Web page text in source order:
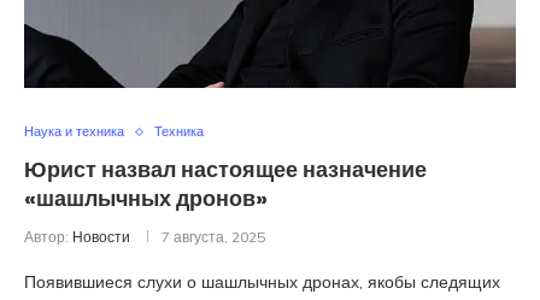
Наука и техника Техника
Юрист назвал настоящее назначение
«шашлычных дронов»
Автор: Новости 7 августа, 2025
Появившиеся слухи о шашлычных дронах, якобы следящих